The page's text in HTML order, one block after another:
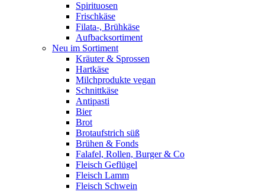
Spirituosen
Frischkäse
Filata-, Brühkäse
Aufbacksortiment
Neu im Sortiment
Kräuter & Sprossen
Hartkäse
Milchprodukte vegan
Schnittkäse
Antipasti
Bier
Brot
Brotaufstrich süß
Brühen & Fonds
Falafel, Rollen, Burger & Co
Fleisch Geflügel
Fleisch Lamm
Fleisch Schwein